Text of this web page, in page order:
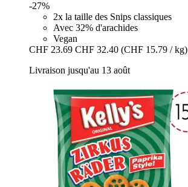
-27%
2x la taille des Snips classiques
Avec 32% d'arachides
Vegan
CHF 23.69 CHF 32.40 (CHF 15.79 / kg)
Livraison jusqu'au 13 août